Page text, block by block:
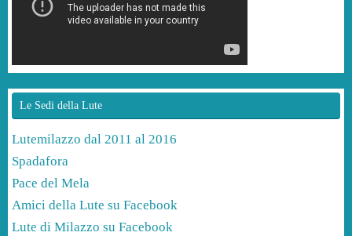
Le Sedi della Lute
Lutemilazzo dal 2011 al 2016
Spadafora
Pace del Mela
Amici della Lute su Facebook
Lute di Milazzo su Facebook